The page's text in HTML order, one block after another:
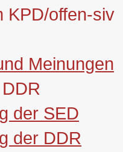
KPD/offen-siv
Meinungen
der SED
der DDR